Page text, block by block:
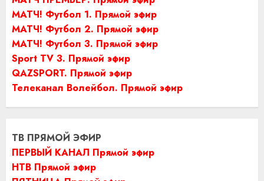
МАТЧ! Футбол 1. Прямой эфир
МАТЧ! Футбол 2. Прямой эфир
МАТЧ! Футбол 3. Прямой эфир
Sport TV 3. Прямой эфир
QAZSPORT. Прямой эфир
Телеканал Волейбол. Прямой эфир
ТВ ПРЯМОЙ ЭФИР
ПЕРВЫЙ КАНАЛ Прямой эфир
НТВ Прямой эфир